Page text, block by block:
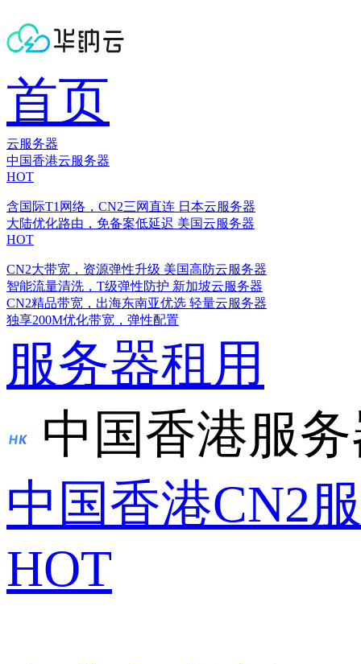
首页
云服务器
中国香港云服务器
HOT
含国际T1网络，CN2三网直连 日本云服务器
大陆优化路由，免备案低延迟 美国云服务器
HOT
CN2大带宽，资源弹性升级 美国高防云服务器
智能流量清洗，T级弹性防护 新加坡云服务器
CN2精品带宽，出海东南亚优选 轻量云服务器
独享200M优化带宽，弹性配置
服务器租用
中国香港服
中国香港CN2
HOT